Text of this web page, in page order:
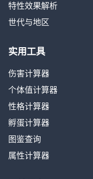
特性效果解析
世代与地区
实用工具
伤害计算器
个体值计算器
性格计算器
孵蛋计算器
图鉴查询
属性计算器